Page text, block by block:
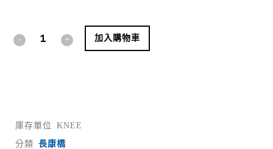
加入購物車
庫存單位
KNEE
分類
長康橋